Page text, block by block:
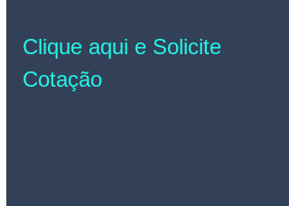
Clique aqui e Solicite
Cotação